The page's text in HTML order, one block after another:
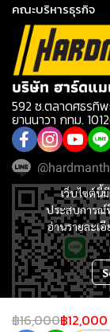
฿16,000฿12,000
เว็บไซต์นี้
ประสบการณ์
อ่านรายละเ
คณะบริหารธุรกิจ
บริษัท ฮาร์ดแ
592 ซ.ตลาดศธรทิ
ยานนาวา กทม.